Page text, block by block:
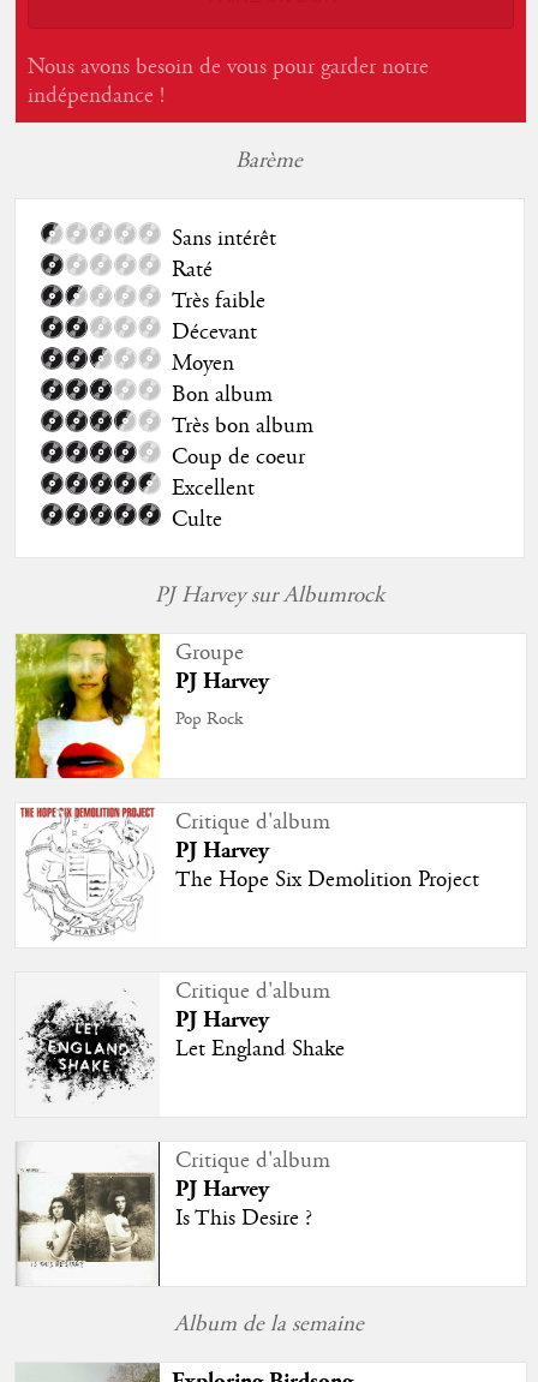
Nous avons besoin de vous pour garder notre
indépendance !
Barème
Sans intérêt
Raté
Très faible
Décevant
Moyen
Bon album
Très bon album
Coup de coeur
Excellent
Culte
PJ Harvey sur Albumrock
Groupe
PJ Harvey
Pop Rock
Critique d'album
PJ Harvey
The Hope Six Demolition Project
Critique d'album
PJ Harvey
Let England Shake
Critique d'album
PJ Harvey
Is This Desire ?
Album de la semaine